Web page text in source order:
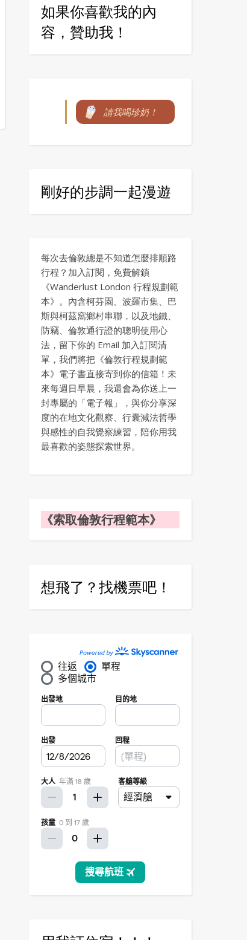
如果你喜歡我的內
容，贊助我！
請我喝珍奶！
剛好的步調一起漫遊
每次去倫敦總是不知道怎麼排順路
行程？加入訂閱，免費解鎖
《Wanderlust London 行程規劃範
本》。內含柯芬園、波羅市集、巴
斯與柯茲窩鄉村串聯，以及地鐵、
防竊、倫敦通行證的聰明使用心
法，留下你的 Email 加入訂閱清
單，我們將把《倫敦行程規劃範
本》電子書直接寄到你的信箱！未
來每週日早晨，我還會為你送上一
封專屬的「電子報」，與你分享深
度的在地文化觀察、行囊減法哲學
與感性的自我覺察練習，陪你用我
最喜歡的姿態探索世界。
《索取倫敦行程範本》
想飛了？找機票吧！